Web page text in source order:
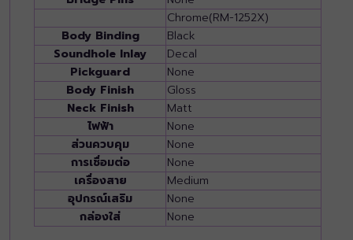
Chrome(RM-1252X)
Body Binding
Black
Soundhole Inlay
Decal
Pickguard
None
Body Finish
Gloss
Neck Finish
Matt
ไฟฟ้า
None
ส่วนควบคุม
None
การเชื่อมต่อ
None
เครื่องสาย
Medium
อุปกรณ์เสริม
None
กล่องใส่
None